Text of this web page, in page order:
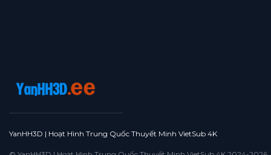
YanHH3D | Hoạt Hình Trung Quốc Thuyết Minh VietSub 4K